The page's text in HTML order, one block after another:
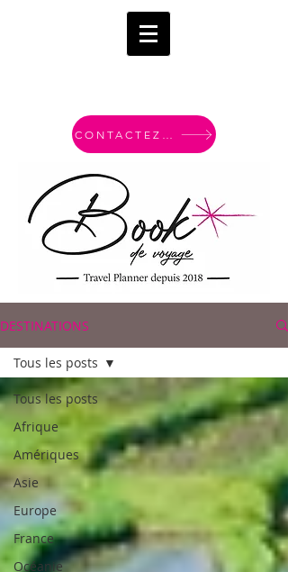
DESTINATIONS
Tous les posts
Afrique
Amériques
Asie
Europe
France
Océanie
Tous les posts